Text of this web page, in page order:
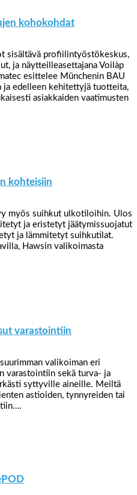
kohokohdat
sisältävä profiilintyöstökeskus,
ja näytteilleasettajana Voilàp
esittelee Münchenin BAU
ja edelleen kehitettyjä tuotteita,
asiakkaiden vaatimusten
kohteisiin
myös suihkut ulkotiloihin. Ulos
ja eristetyt jäätymissuojatut
ja lämmitetyt suihkutilat.
Hawsin valikoimasta
varastointiin
valikoiman eri
varastointiin sekä turva- ja
syttyville aineille. Meiltä
astioiden, tynnyreiden tai